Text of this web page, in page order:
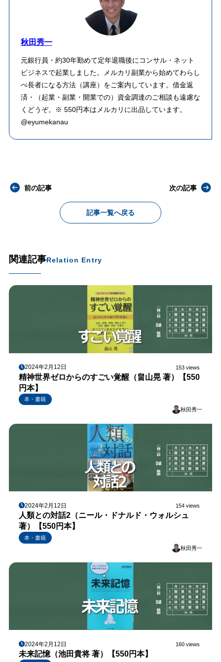
秋田秀一
元銀行員・約30年勤めて定年退職後にコンサル・ネット
ビジネスで起業しました。メルカリ副業から始めてわらし
べ長者になる方法（講座）をご案内しています。借金返
済・（起業・副業・開業での）資金調達のご相談も遠慮な
くどうぞ。※ 550円本はメルカリに出品しています。
@eyumekanau
前の記事
記事一覧へ戻る
次の記事
関連記事Relation Entry
2024年2月12日 153 views
精神世界ゼロからのすごい覚醒（畠山晃 著）【550
円本】
本・書籍
秋田秀一
2024年2月12日 154 views
人類との対話2（ニール・ドナルド・ウォルシュ
著）【550円本】
本・書籍
秋田秀一
2024年2月12日 160 views
未来記憶（池田貴将 著）【550円本】